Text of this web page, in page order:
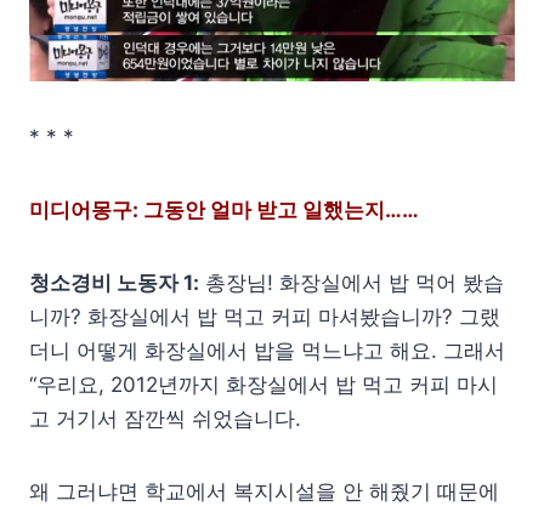
* * *
미디어몽구: 그동안 얼마 받고 일했는지……
청소경비 노동자 1: 총장님! 화장실에서 밥 먹어 봤습
니까? 화장실에서 밥 먹고 커피 마셔봤습니까? 그랬
더니 어떻게 화장실에서 밥을 먹느냐고 해요. 그래서
“우리요, 2012년까지 화장실에서 밥 먹고 커피 마시
고 거기서 잠깐씩 쉬었습니다.
왜 그러냐면 학교에서 복지시설을 안 해줬기 때문에